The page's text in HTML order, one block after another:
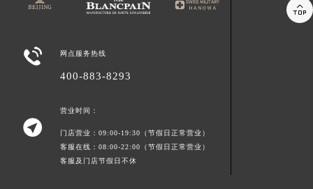
 网点服务热线
400-883-8293

营业时间：
门店营业：09:00-19:30（节假日正常营业）
客服在线：08:00-22:00（节假日正常营业）
客服及门店节假日不休
